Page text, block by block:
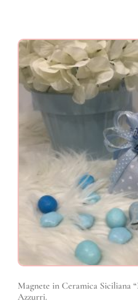
Magnete in Ceramica Siciliana
Azzurri.